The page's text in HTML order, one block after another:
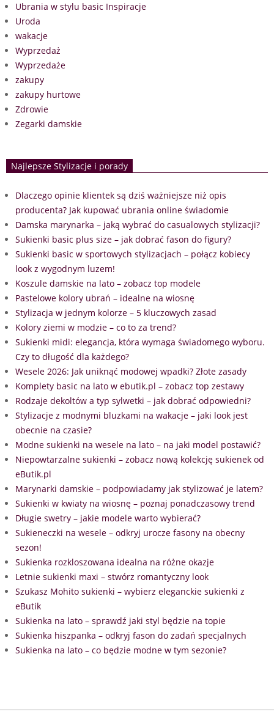
Ubrania w stylu basic Inspiracje
Uroda
wakacje
Wyprzedaż
Wyprzedaże
zakupy
zakupy hurtowe
Zdrowie
Zegarki damskie
Najlepsze Stylizacje i porady
Dlaczego opinie klientek są dziś ważniejsze niż opis
producenta? Jak kupować ubrania online świadomie
Damska marynarka – jaką wybrać do casualowych stylizacji?
Sukienki basic plus size – jak dobrać fason do figury?
Sukienki basic w sportowych stylizacjach – połącz kobiecy
look z wygodnym luzem!
Koszule damskie na lato – zobacz top modele
Pastelowe kolory ubrań – idealne na wiosnę
Stylizacja w jednym kolorze – 5 kluczowych zasad
Kolory ziemi w modzie – co to za trend?
Sukienki midi: elegancja, która wymaga świadomego wyboru.
Czy to długość dla każdego?
Wesele 2026: Jak uniknąć modowej wpadki? Złote zasady
Komplety basic na lato w ebutik.pl – zobacz top zestawy
Rodzaje dekoltów a typ sylwetki – jak dobrać odpowiedni?
Stylizacje z modnymi bluzkami na wakacje – jaki look jest
obecnie na czasie?
Modne sukienki na wesele na lato – na jaki model postawić?
Niepowtarzalne sukienki – zobacz nową kolekcję sukienek od
eButik.pl
Marynarki damskie – podpowiadamy jak stylizować je latem?
Sukienki w kwiaty na wiosnę – poznaj ponadczasowy trend
Długie swetry – jakie modele warto wybierać?
Sukieneczki na wesele – odkryj urocze fasony na obecny
sezon!
Sukienka rozkloszowana idealna na różne okazje
Letnie sukienki maxi – stwórz romantyczny look
Szukasz Mohito sukienki – wybierz eleganckie sukienki z
eButik
Sukienka na lato – sprawdź jaki styl będzie na topie
Sukienka hiszpanka – odkryj fason do zadań specjalnych
Sukienka na lato – co będzie modne w tym sezonie?